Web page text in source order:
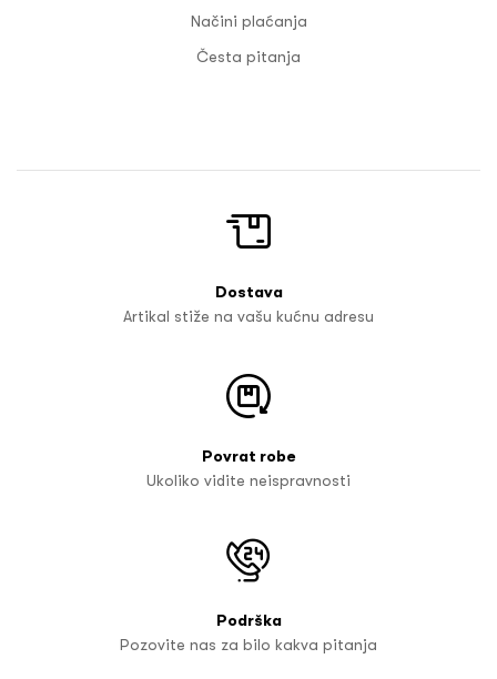
Načini plaćanja
Česta pitanja
Dostava
Artikal stiže na vašu kućnu adresu
Povrat robe
Ukoliko vidite neispravnosti
Podrška
Pozovite nas za bilo kakva pitanja